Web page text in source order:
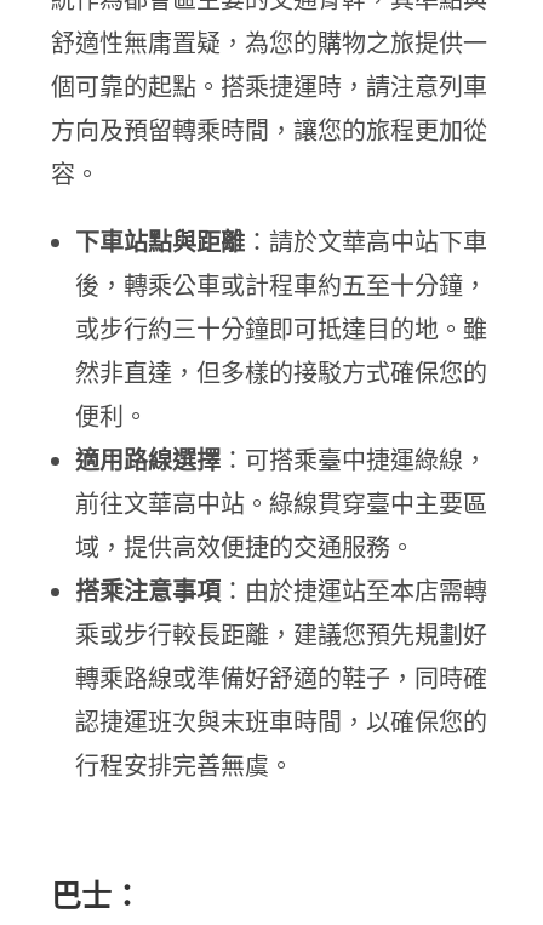
舒適性無庸置疑，為您的購物之旅提供一
個可靠的起點。搭乘捷運時，請注意列車
方向及預留轉乘時間，讓您的旅程更加從
容。
下車站點與距離 ：請於文華高中站下車
後，轉乘公車或計程車約五至十分鐘，
或步行約三十分鐘即可抵達目的地。雖
然非直達，但多樣的接駁方式確保您的
便利。
適用路線選擇 ：可搭乘臺中捷運綠線，
前往文華高中站。綠線貫穿臺中主要區
域，提供高效便捷的交通服務。
搭乘注意事項 ：由於捷運站至本店需轉
乘或步行較長距離，建議您預先規劃好
轉乘路線或準備好舒適的鞋子，同時確
認捷運班次與末班車時間，以確保您的
行程安排完善無虞。
巴士：